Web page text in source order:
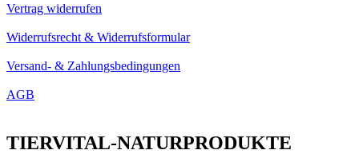
Vertrag widerrufen
Widerrufsrecht & Widerrufsformular
Versand- & Zahlungsbedingungen
AGB
TIERVITAL-NATURPRODUKTE